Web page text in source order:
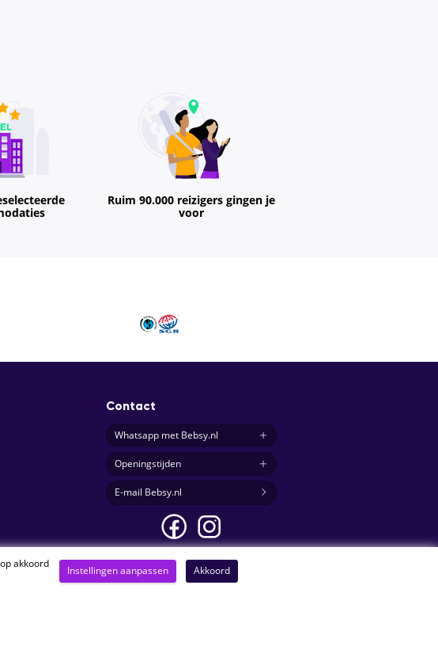
Ruim 90.000 reizigers gingen je
voor
Contact
Whatsapp met Bebsy.nl
Openingstijden
E-mail Bebsy.nl
akkoord
Instellingen aanpassen Akkoord